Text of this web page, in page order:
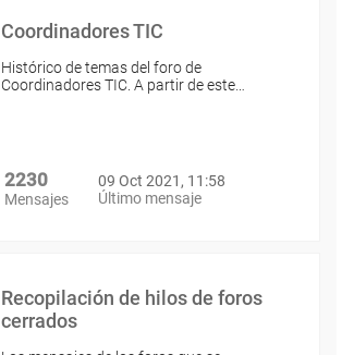
Coordinadores TIC
Histórico de temas del foro de
Coordinadores TIC. A partir de este…
2230
Mensajes
09 Oct 2021, 11:58
Último mensaje
Recopilación de hilos de foros
cerrados